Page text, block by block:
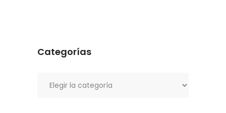
Categorías